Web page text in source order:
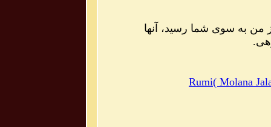
من به سوی شما رسید، آنها
Rumi( Molana